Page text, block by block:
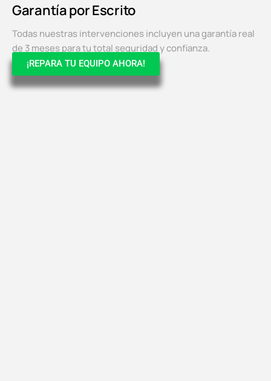
Garantía por Escrito
Todas nuestras intervenciones incluyen una garantía real
de 3 meses para tu total seguridad y confianza.
¡REPARA TU EQUIPO AHORA!